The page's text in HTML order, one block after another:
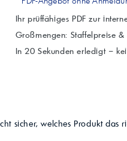
Ihr prüffähiges PDF zur
Großmengen: Staffelpreise
In 20 Sekunden erledigt –
sicher, welches Produkt das